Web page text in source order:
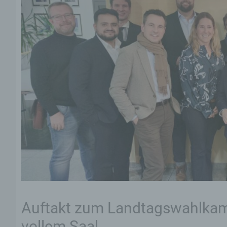
Auftakt zum